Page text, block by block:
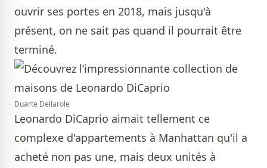
ouvrir ses portes en 2018, mais jusqu'à
présent, on ne sait pas quand il pourrait être
terminé.
Duarte Dellarole
Leonardo DiCaprio aimait tellement ce
complexe d'appartements à Manhattan qu'il a
acheté non pas une, mais deux unités à